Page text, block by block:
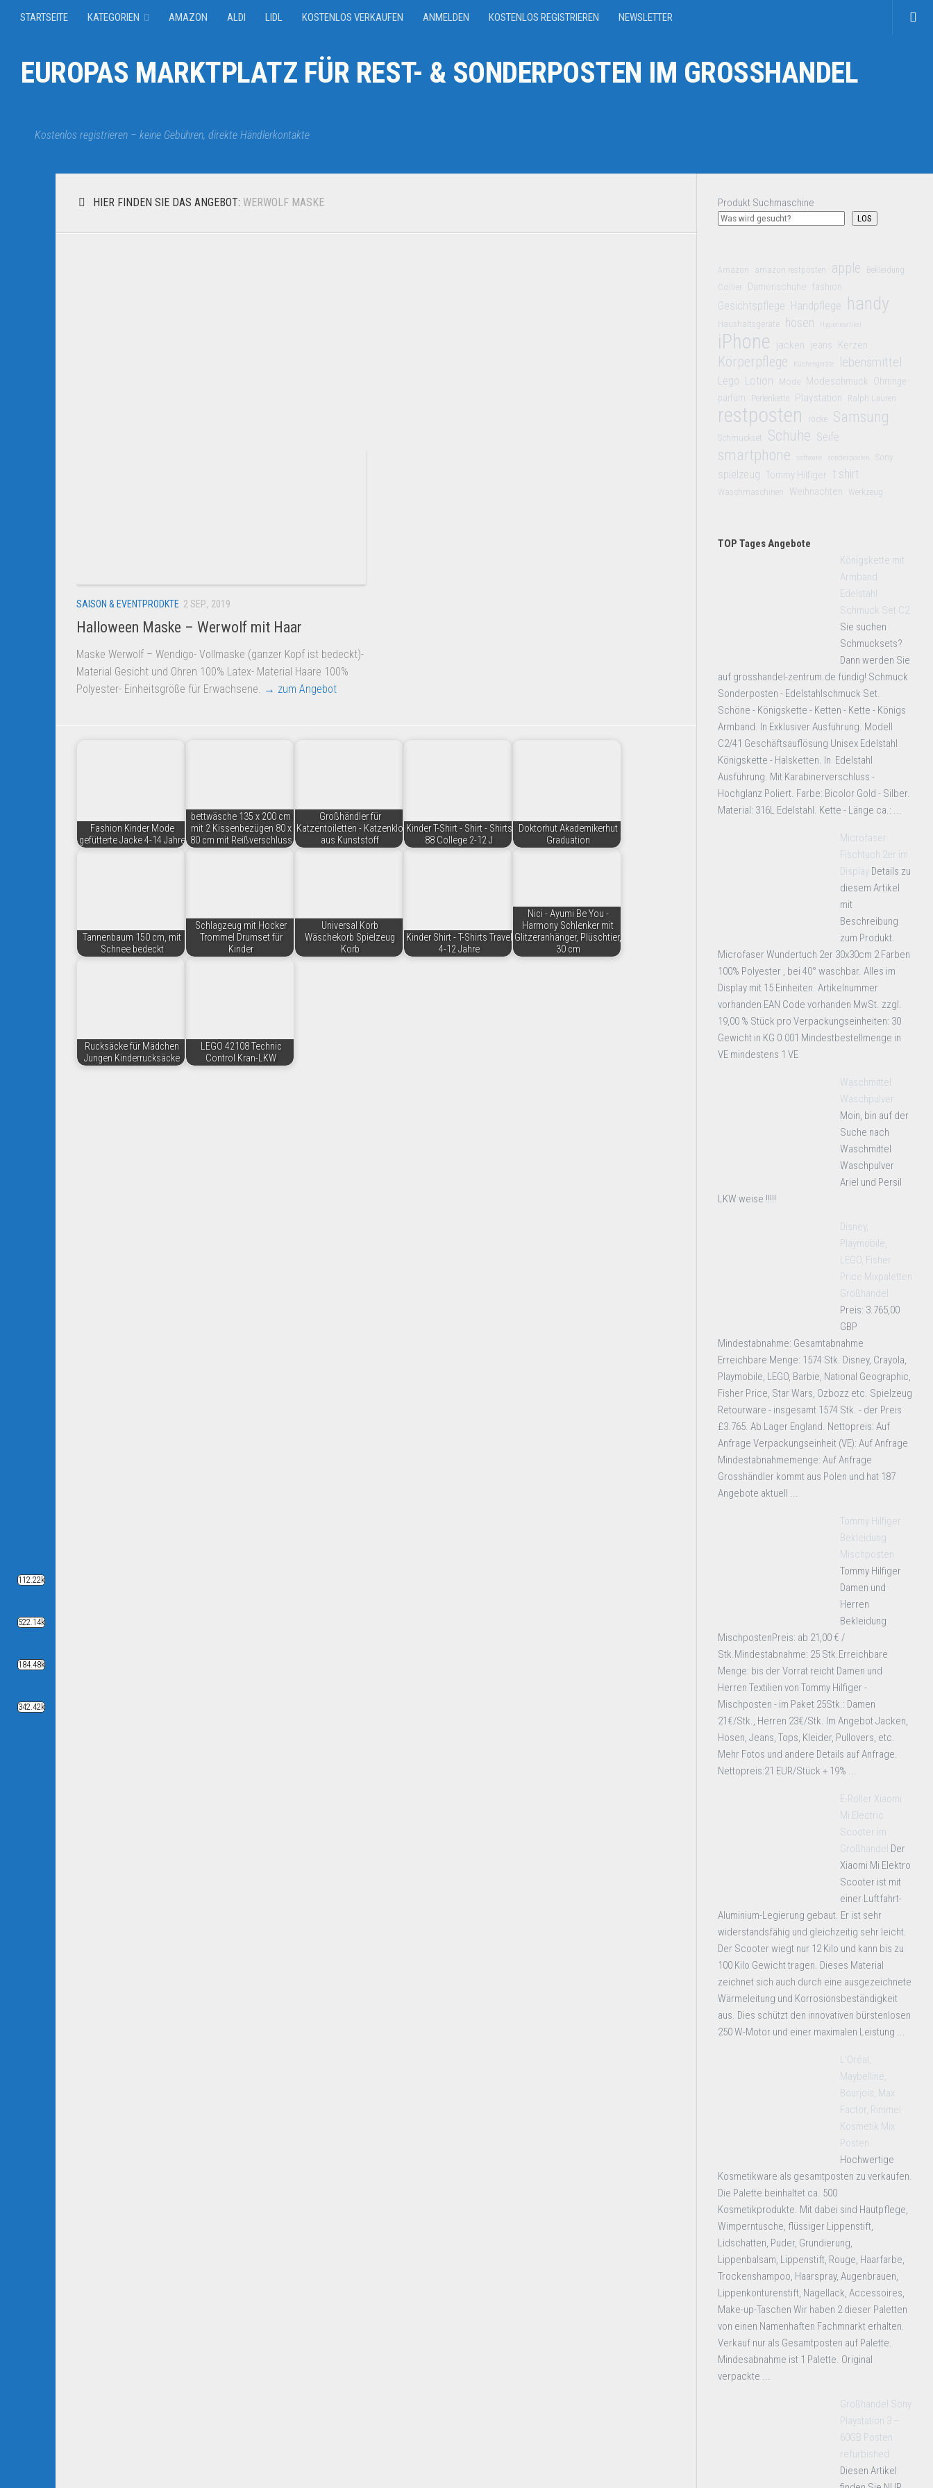
STARTSEITE KATEGORIEN AMAZON ALDI LIDL KOSTENLOS VERKAUFEN ANMELDEN KOSTENLOS REGISTRIEREN NEWSLETTER
EUROPAS MARKTPLATZ FÜR REST- & SONDERPOSTEN IM GROSSHANDEL
Kostenlos registrieren – keine Gebühren, direkte Händlerkontakte
HIER FINDEN SIE DAS ANGEBOT: WERWOLF MASKE
SAISON & EVENTPRODKTE 2 SEP., 2019
Halloween Maske – Werwolf mit Haar
Maske Werwolf – Wendigo- Vollmaske (ganzer Kopf ist bedeckt)-
Material Gesicht und Ohren 100% Latex- Material Haare 100%
Polyester- Einheitsgröße für Erwachsene.
→ zum Angebot
Fashion Kinder Mode
gefütterte Jacke 4-14 Jahre
bettwäsche 135 x 200 cm
mit 2 Kissenbezügen 80 x
80 cm mit Reißverschluss
Großhändler für
Katzentoiletten - Katzenklo
aus Kunststoff
Kinder T-Shirt - Shirt - Shirts
88 College 2-12 J
Doktorhut Akademikerhut
Graduation
Tannenbaum 150 cm, mit
Schnee bedeckt
Schlagzeug mit Hocker
Trommel Drumset für
Kinder
Universal Korb
Wäschekorb Spielzeug
Korb
Kinder Shirt - T-Shirts Travel
4-12 Jahre
Nici - Ayumi Be You -
Harmony Schlenker mit
Glitzeranhänger, Plüschtier,
30 cm
Rucksäcke für Mädchen
Jungen Kinderrucksäcke
LEGO 42108 Technic
Control Kran-LKW
Produkt Suchmaschine
LOS
Amazon amazon restposten apple Bekleidung
Collier Damenschuhe fashion
Gesichtspflege Handpflege handy
Haushaltsgeräte hosen Hygieneartikel
iPhone jacken jeans Kerzen
Körperpflege Küchengeräte lebensmittel
Lego Lotion Mode Modeschmuck Ohrringe
parfüm
Perlenkette Playstation Ralph Lauren
restposten röcke Samsung
Schmuckset Schuhe Seife
smartphone software sonderposten Sony
spielzeug Tommy Hilfiger t shirt
Waschmaschinen Weihnachten Werkzeug
TOP Tages Angebote
Königskette mit
Armband
Edelstahl
Schmuck Set C2
Sie suchen
Schmucksets?
Dann werden Sie
auf grosshandel-zentrum.de fündig! Schmuck
Sonderposten - Edelstahlschmuck Set.
Schöne - Königskette - Ketten - Kette - Königs
Armband. In Exklusiver Ausführung. Modell
C2/41 Geschäftsauflösung Unisex Edelstahl
Königskette - Halsketten. In Edelstahl
Ausführung. Mit Karabinerverschluss -
Hochglanz Poliert. Farbe: Bicolor Gold - Silber.
Material: 316L Edelstahl. Kette - Länge ca.: ...
Microfaser
Fischtuch 2er im
Display Details zu
diesem Artikel
mit
Beschreibung
zum Produkt.
Microfaser Wundertuch 2er 30x30cm 2 Farben
100% Polyester , bei 40° waschbar. Alles im
Display mit 15 Einheiten. Artikelnummer
vorhanden EAN Code vorhanden MwSt. zzgl.
19,00 % Stück pro Verpackungseinheiten: 30
Gewicht in KG 0.001 Mindestbestellmenge in
VE mindestens 1 VE
Waschmittel
Waschpulver
Moin, bin auf der
Suche nach
Waschmittel
Waschpulver
Ariel und Persil
LKW weise !!!!!
Disney,
Playmobile,
LEGO, Fisher
Price Mixpaletten
Großhandel
Preis: 3.765,00
GBP
Mindestabnahme: Gesamtabnahme
Erreichbare Menge: 1574 Stk. Disney, Crayola,
Playmobile, LEGO, Barbie, National Geographic,
Fisher Price, Star Wars, Ozbozz etc. Spielzeug
Retourware - insgesamt 1574 Stk. - der Preis
£3.765. Ab Lager England. Nettopreis: Auf
Anfrage Verpackungseinheit (VE): Auf Anfrage
Mindestabnahmemenge: Auf Anfrage
Grosshändler kommt aus Polen und hat 187
Angebote aktuell ...
Tommy Hilfiger
Bekleidung
Mischposten
Tommy Hilfiger
Damen und
Herren
Bekleidung
MischpostenPreis: ab 21,00 € /
Stk.Mindestabnahme: 25 Stk.Erreichbare
Menge: bis der Vorrat reicht Damen und
Herren Textilien von Tommy Hilfiger -
Mischposten - im Paket 25Stk.: Damen
21€/Stk., Herren 23€/Stk. Im Angebot Jacken,
Hosen, Jeans, Tops, Kleider, Pullovers, etc.
Mehr Fotos und andere Details auf Anfrage.
Nettopreis:21 EUR/Stück + 19% ...
E-Roller Xiaomi
Mi Electric
Scooter im
Großhandel Der
Xiaomi Mi Elektro
Scooter ist mit
einer Luftfahrt-
Aluminium-Legierung gebaut. Er ist sehr
widerstandsfähig und gleichzeitig sehr leicht.
Der Scooter wiegt nur 12 Kilo und kann bis zu
100 Kilo Gewicht tragen. Dieses Material
zeichnet sich auch durch eine ausgezeichnete
Wärmeleitung und Korrosionsbeständigkeit
aus. Dies schützt den innovativen bürstenlosen
250 W-Motor und einer maximalen Leistung ...
L’Oréal,
Maybelline,
Bourjois, Max
Factor, Rimmel
Kosmetik Mix
Posten
Hochwertige
Kosmetikware als gesamtposten zu verkaufen.
Die Palette beinhaltet ca. 500
Kosmetikprodukte. Mit dabei sind Hautpflege,
Wimperntusche, flüssiger Lippenstift,
Lidschatten, Puder, Grundierung,
Lippenbalsam, Lippenstift, Rouge, Haarfarbe,
Trockenshampoo, Haarspray, Augenbrauen,
Lippenkonturenstift, Nagellack, Accessoires,
Make-up-Taschen Wir haben 2 dieser Paletten
von einen Namenhaften Fachmnarkt erhalten.
Verkauf nur als Gesamtposten auf Palette.
Mindesabnahme ist 1 Palette. Original
verpackte ...
Großhandel Sony
Playstation 3 –
60GB Posten
refurbished
Diesen Artikel
112.22k
522.14k
184.48k
342.42k